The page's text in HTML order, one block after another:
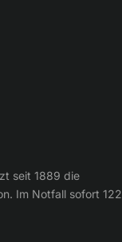
seit 1889 die
Im Notfall sofort 122